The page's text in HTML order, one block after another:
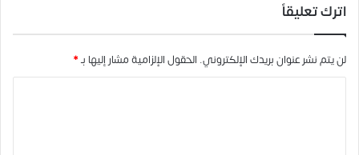
اترك تعليقاً
لن يتم نشر عنوان بريدك الإلكتروني. الحقول الإلزامية مشار إليها بـ*